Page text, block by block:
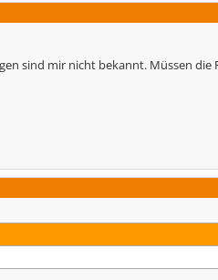
sind mir nicht bekannt. Müssen